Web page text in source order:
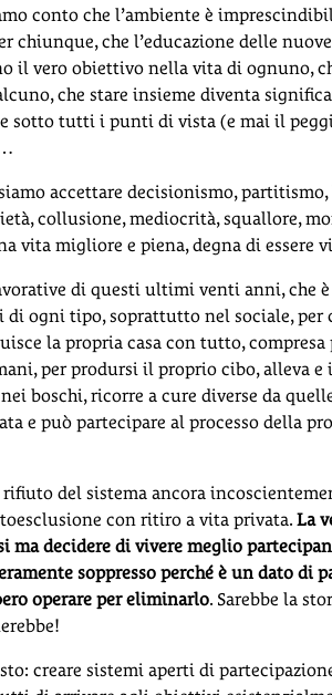
conto che l’ambiente è
chiunque, che l’educazione delle
il vero obiettivo nella vita di ognuno,
che stare insieme diventa
sotto tutti i punti di vista (e mai il
accettare decisionismo,
collusione, mediocrità, squallore,
vita migliore e piena, degna di essere
di questi ultimi venti anni, che
ogni tipo, soprattutto nel sociale, per
la propria casa con tutto, compresa
per prodursi il proprio cibo, alleva
boschi, ricorre a cure diverse da
e può partecipare al processo della
del sistema ancora
con ritiro a vita privata. La
ma decidere di vivere meglio
soppresso perché è un dato di
operare per eliminarlo. Sarebbe la
creare sistemi aperti di